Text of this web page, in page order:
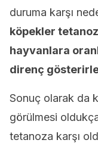
duruma karşı
köpekler
hayvanlara
direnç
Sonuç olarak da
görülmesi
tetanoza karşı